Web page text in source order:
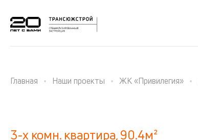
Главная Наши проекты ЖК «Привилегия»
3-х комн. квартира, 90.4м²